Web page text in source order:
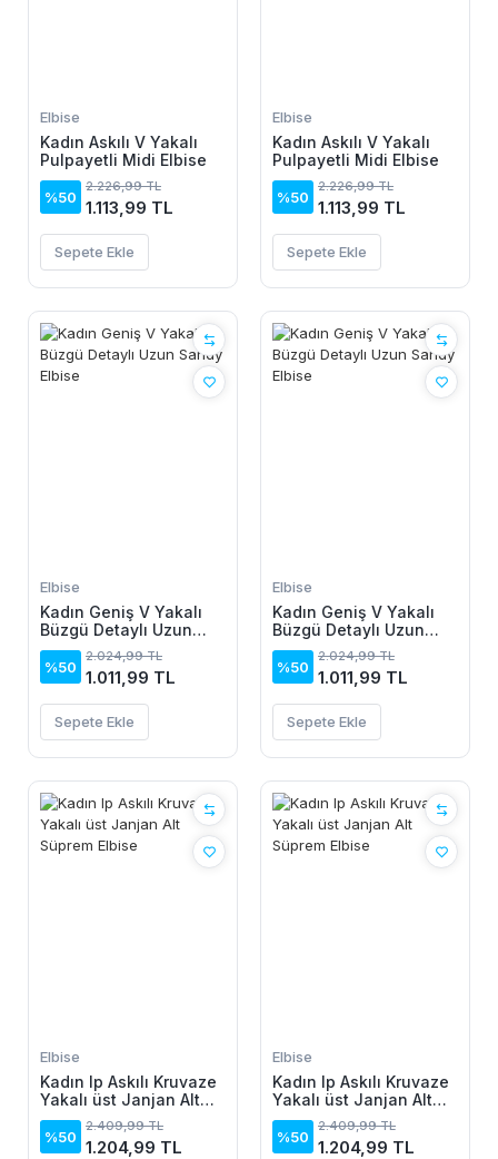
Elbise
Kadın Askılı V Yakalı
Pulpayetli Midi Elbise
%50
2.226,99 TL
1.113,99 TL
Sepete Ekle
Elbise
Kadın Askılı V Yakalı
Pulpayetli Midi Elbise
%50
2.226,99 TL
1.113,99 TL
Sepete Ekle
Elbise
Kadın Geniş V Yakalı
Büzgü Detaylı Uzun
Sandy Elbise
%50
2.024,99 TL
1.011,99 TL
Sepete Ekle
Elbise
Kadın Geniş V Yakalı
Büzgü Detaylı Uzun
Sandy Elbise
%50
2.024,99 TL
1.011,99 TL
Sepete Ekle
Elbise
Kadın Ip Askılı Kruvaze
Yakalı üst Janjan Alt
Süprem Elbise
%50
2.409,99 TL
1.204,99 TL
Elbise
Kadın Ip Askılı Kruvaze
Yakalı üst Janjan Alt
Süprem Elbise
%50
2.409,99 TL
1.204,99 TL